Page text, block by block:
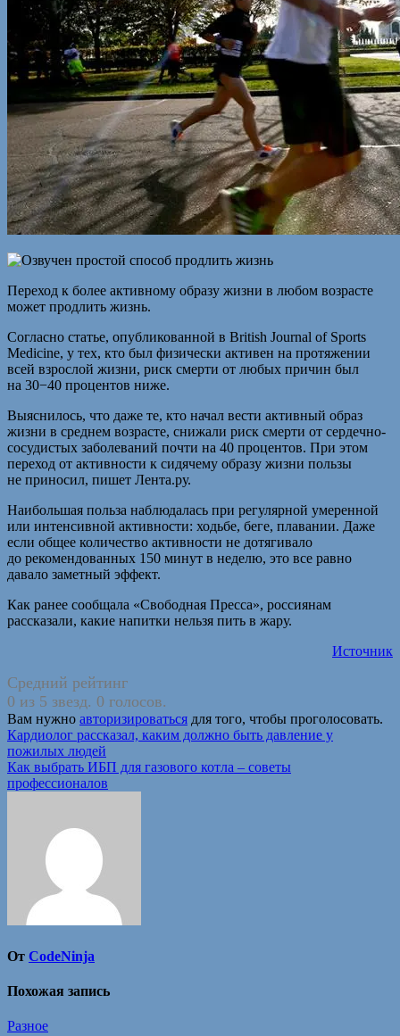
Переход к более активному образу жизни в любом возрасте
может продлить жизнь.
Согласно статье, опубликованной в British Journal of Sports
Medicine, у тех, кто был физически активен на протяжении
всей взрослой жизни, риск смерти от любых причин был
на 30−40 процентов ниже.
Выяснилось, что даже те, кто начал вести активный образ
жизни в среднем возрасте, снижали риск смерти от сердечно-
сосудистых заболеваний почти на 40 процентов. При этом
переход от активности к сидячему образу жизни пользы
не приносил, пишет Лента.ру.
Наибольшая польза наблюдалась при регулярной умеренной
или интенсивной активности: ходьбе, беге, плавании. Даже
если общее количество активности не дотягивало
до рекомендованных 150 минут в неделю, это все равно
давало заметный эффект.
Как ранее сообщала «Свободная Пресса», россиянам
рассказали, какие напитки нельзя пить в жару.
Источник
Средний рейтинг
0 из 5 звезд. 0 голосов.
Вам нужно авторизироваться для того, чтобы проголосовать.
Навигация
по
записям
Кардиолог рассказал, каким должно быть давление у
пожилых людей
Как выбрать ИБП для газового котла – советы
профессионалов
От CodeNinja
Похожая запись
Разное